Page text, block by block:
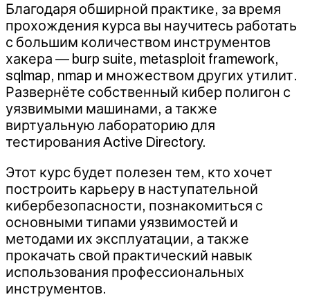
Благодаря обширной практике, за время
прохождения курса вы научитесь работать
с большим количеством инструментов
хакера — burp suite, metasploit framework,
sqlmap, nmap и множеством других утилит.
Развернёте собственный кибер полигон с
уязвимыми машинами, а также
виртуальную лабораторию для
тестирования Active Directory.
Этот курс будет полезен тем, кто хочет
построить карьеру в наступательной
кибербезопасности, познакомиться с
основными типами уязвимостей и
методами их эксплуатации, а также
прокачать свой практический навык
использования профессиональных
инструментов.